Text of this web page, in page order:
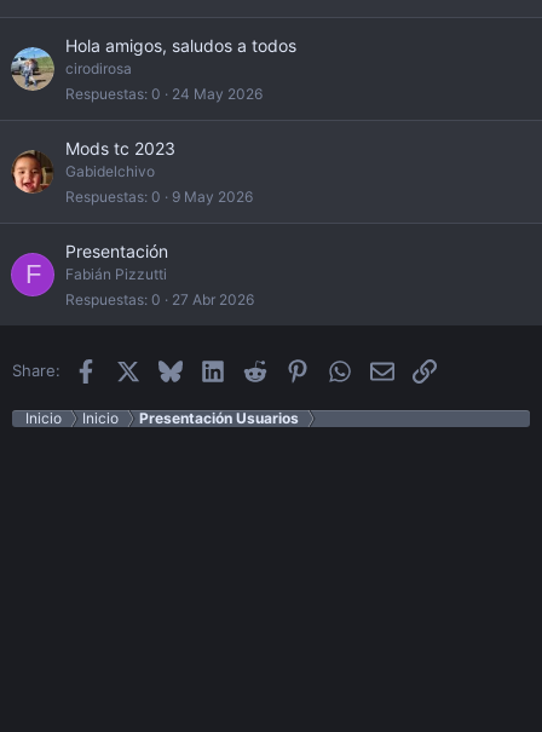
Hola amigos, saludos a todos
cirodirosa
Respuestas 0 24 May 2026
Mods tc 2023
Gabidelchivo
Respuestas 0 9 May 2026
F
Presentación
Fabián Pizzutti
Respuestas 0 27 Abr 2026
Share: Facebook BlueskyLinkedInReddit PinterestWhatsApp
EmailEnlace
Inicio Inicio Presentación Usuarios